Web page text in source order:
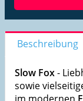
Beschreibung
Slow Fox-
sowie